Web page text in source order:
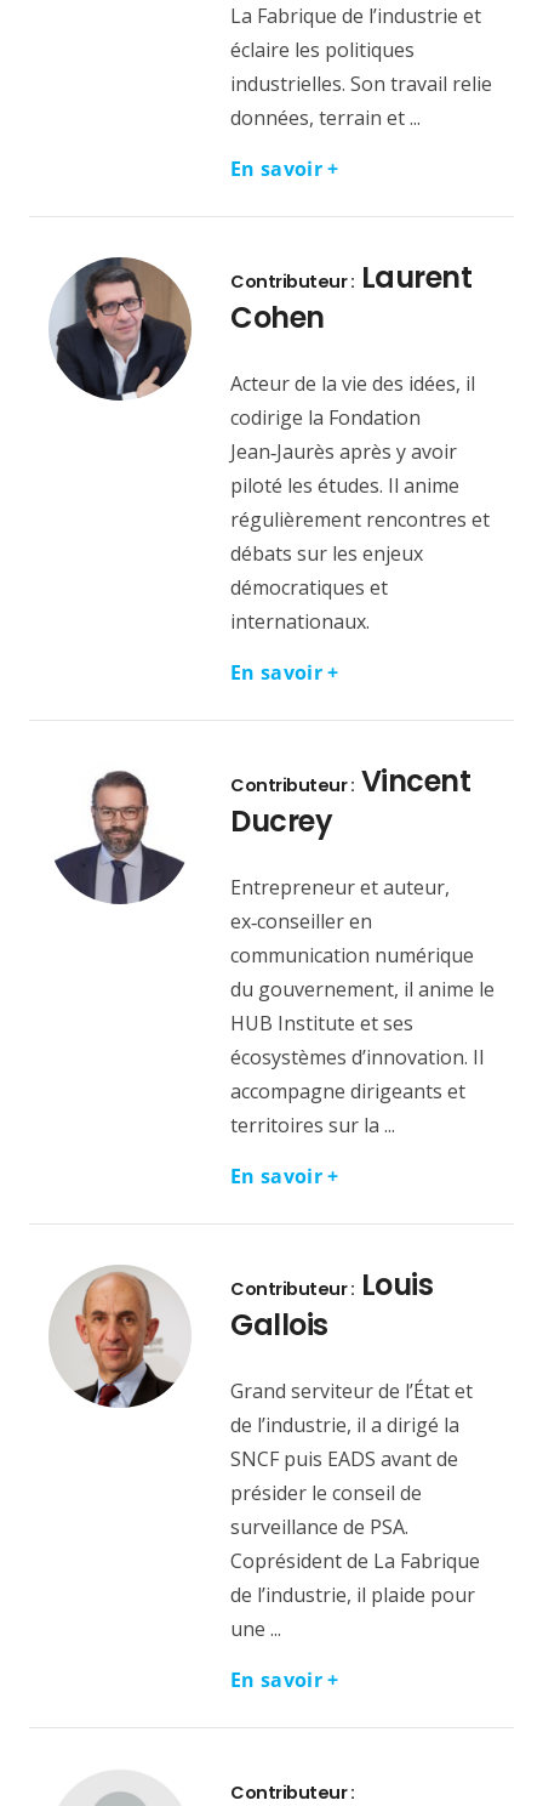
La Fabrique de l’industrie et
éclaire les politiques
industrielles. Son travail relie
données, terrain et ...
En savoir +
Contributeur : Laurent
Cohen
Acteur de la vie des idées, il
codirige la Fondation
Jean‑Jaurès après y avoir
piloté les études. Il anime
régulièrement rencontres et
débats sur les enjeux
démocratiques et
internationaux.
En savoir +
Contributeur : Vincent
Ducrey
Entrepreneur et auteur,
ex‑conseiller en
communication numérique
du gouvernement, il anime le
HUB Institute et ses
écosystèmes d’innovation. Il
accompagne dirigeants et
territoires sur la ...
En savoir +
Contributeur : Louis
Gallois
Grand serviteur de l’État et
de l’industrie, il a dirigé la
SNCF puis EADS avant de
présider le conseil de
surveillance de PSA.
Coprésident de La Fabrique
de l’industrie, il plaide pour
une ...
En savoir +
Contributeur :